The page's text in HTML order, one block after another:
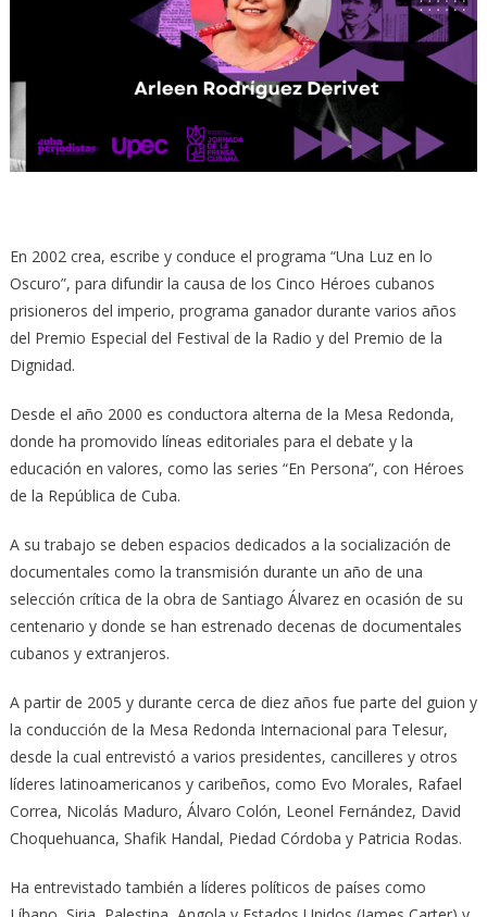
En 2002 crea, escribe y conduce el programa “Una Luz en lo
Oscuro”, para difundir la causa de los Cinco Héroes cubanos
prisioneros del imperio, programa ganador durante varios años
del Premio Especial del Festival de la Radio y del Premio de la
Dignidad.
Desde el año 2000 es conductora alterna de la Mesa Redonda,
donde ha promovido líneas editoriales para el debate y la
educación en valores, como las series “En Persona”, con Héroes
de la República de Cuba.
A su trabajo se deben espacios dedicados a la socialización de
documentales como la transmisión durante un año de una
selección crítica de la obra de Santiago Álvarez en ocasión de su
centenario y donde se han estrenado decenas de documentales
cubanos y extranjeros.
A partir de 2005 y durante cerca de diez años fue parte del guion y
la conducción de la Mesa Redonda Internacional para Telesur,
desde la cual entrevistó a varios presidentes, cancilleres y otros
líderes latinoamericanos y caribeños, como Evo Morales, Rafael
Correa, Nicolás Maduro, Álvaro Colón, Leonel Fernández, David
Choquehuanca, Shafik Handal, Piedad Córdoba y Patricia Rodas.
Ha entrevistado también a líderes políticos de países como